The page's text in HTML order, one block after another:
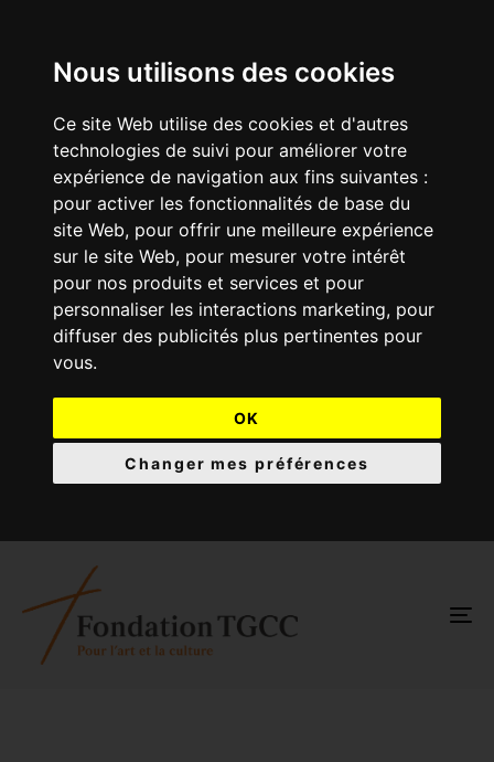
Nous utilisons des cookies
Ce site Web utilise des cookies et d'autres
technologies de suivi pour améliorer votre
expérience de navigation aux fins suivantes :
pour activer les fonctionnalités de base du
site Web, pour offrir une meilleure expérience
sur le site Web, pour mesurer votre intérêt
pour nos produits et services et pour
personnaliser les interactions marketing, pour
diffuser des publicités plus pertinentes pour
vous.
OK
Changer mes préférences